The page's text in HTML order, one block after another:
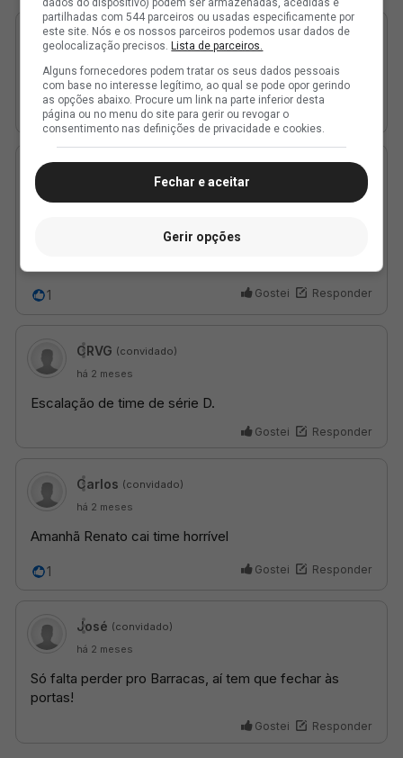
dados do dispositivo) podem ser armazenadas, acedidas e
partilhadas com 544 parceiros ou usadas especificamente por
este site. Nós e os nossos parceiros podemos usar dados de
geolocalização precisos. Lista de parceiros.
Alguns fornecedores podem tratar os seus dados pessoais
com base no interesse legítimo, ao qual se pode opor gerindo
as opções abaixo. Procure um link na parte inferior desta
página ou no menu do site para gerir ou revogar o
consentimento nas definições de privacidade e cookies.
Fechar e aceitar
Gerir opções